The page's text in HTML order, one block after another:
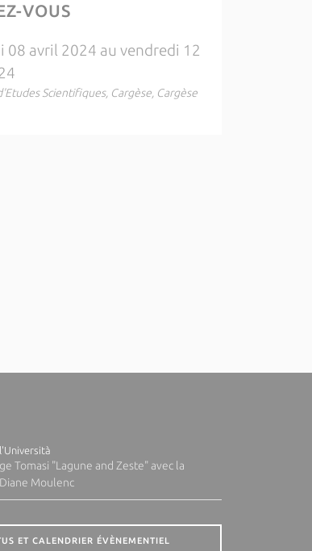
VOUS
08 avril 2024 au vendredi 12
Scientifiques, Cargèse, Cargèse
Tomasi "Lagune and Zeste" avec la
Moulenc
ET CALENDRIER ÉVÈNEMENTIEL